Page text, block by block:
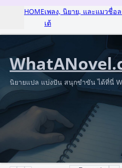
HOMEเพลง, นิยาย, และแมวชื่อ
เต้
นิยายแปล แบ่งปัน สนุกขำขัน ได้ที่นี่